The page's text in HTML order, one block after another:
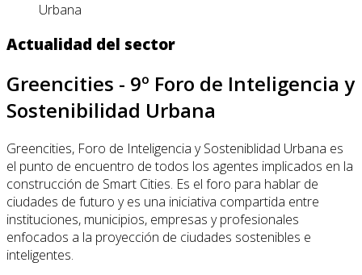
Urbana
Actualidad del sector
Greencities - 9º Foro de Inteligencia y
Sostenibilidad Urbana
Greencities, Foro de Inteligencia y Sosteniblidad Urbana es
el punto de encuentro de todos los agentes implicados en la
construcción de Smart Cities. Es el foro para hablar de
ciudades de futuro y es una iniciativa compartida entre
instituciones, municipios, empresas y profesionales
enfocados a la proyección de ciudades sostenibles e
inteligentes.